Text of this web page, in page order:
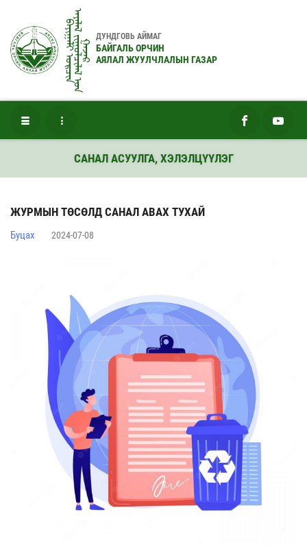
ᠪᠠᠶᠢᠭᠠᠯᠢ ᠣᠷᠴᠢᠨᠠᠶᠠᠯᠠᠯ ᠵᠢᠭᠤᠯᠴᠢᠯᠠᠯ ᠤ᠋ᠨᠭᠠᠵᠠᠷ
ДУНДГОВЬ АЙМАГ
БАЙГАЛЬ ОРЧИН
АЯЛАЛ ЖУУЛЧЛАЛЫН ГАЗАР
САНАЛ АСУУЛГА, ХЭЛЭЛЦҮҮЛЭГ
ЖУРМЫН ТӨСӨЛД САНАЛ АВАХ ТУХАЙ
Буцах 2024-07-08